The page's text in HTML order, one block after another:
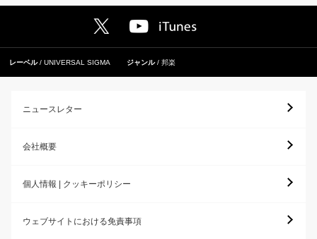
レーベル UNIVERSAL SIGMA ジャンル 邦楽
ニュースレター
会社概要
個人情報 | クッキーポリシー
ウェブサイトにおける免責事項